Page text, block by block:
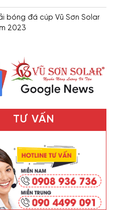
bóng đá cúp Vũ Sơn Solar
2023
TƯ VẤN